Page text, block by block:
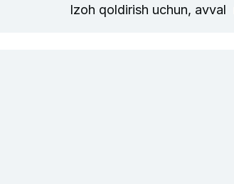
Izoh qoldirish uchun, avval